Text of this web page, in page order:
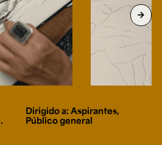
universidad: Decreto 1297 del 30
de personería jurídica:
febrero de 1949, Minjusticia.
Ext. 2626
Educación
Continua
Ext. 4795
arrow_forward
Dirigido a: Aspirantes,
Público general